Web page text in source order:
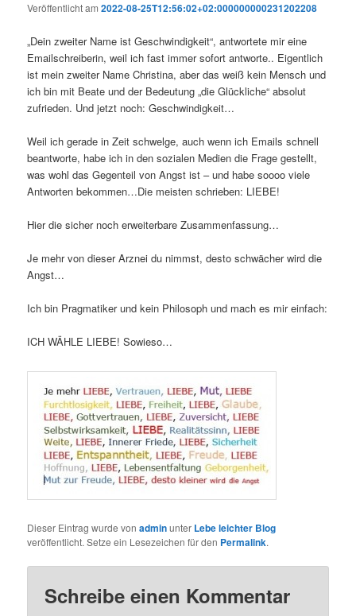
Veröffentlicht am2022-08-25T12:56:02+02:000000000231202208
„Dein zweiter Name ist Geschwindigkeit“, antwortete mir eine
Emailschreiberin, weil ich fast immer sofort antworte.. Eigentlich
ist mein zweiter Name Christina, aber das weiß kein Mensch und
ich bin mit Beate und der Bedeutung „die Glückliche“ absolut
zufrieden. Und jetzt noch: Geschwindigkeit…
Weil ich gerade in Zeit schwelge, auch wenn ich Emails schnell
beantworte, habe ich in den sozialen Medien die Frage gestellt,
was wohl das Gegenteil von Angst ist – und habe soooo viele
Antworten bekommen…Die meisten schrieben: LIEBE!
Hier die sicher noch erweiterbare Zusammenfassung…
Je mehr von dieser Arznei du nimmst, desto schwächer wird die
Angst…
Ich bin Pragmatiker und kein Philosoph und mach es mir einfach:
ICH WÄHLE LIEBE! Sowieso…
Dieser Eintrag wurde vonadminunter Lebe leichter Blog
veröffentlicht. Setze ein Lesezeichen für den Permalink.
Schreibe einen Kommentar